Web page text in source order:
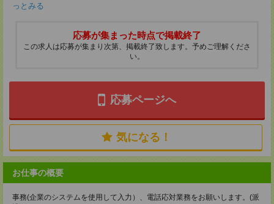
っとみる
応募が集まった時点で掲載終了
この求人は応募が集まり次第、掲載終了致します。予めご理解くださ
い。
応募ページへ
気になる！
お仕事の概要
事務(企業のシステムを使用して入力）、電話応対業務をお願いします。(派